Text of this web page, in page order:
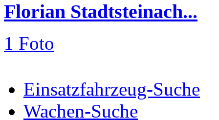
Florian Stadtsteinach...
1 Foto
Einsatzfahrzeug-Suche
Wachen-Suche